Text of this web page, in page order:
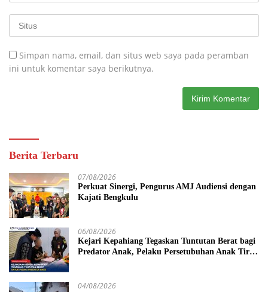
Simpan nama, email, dan situs web saya pada peramban
ini untuk komentar saya berikutnya.
Berita Terbaru
07/08/2026
Perkuat Sinergi, Pengurus AMJ Audiensi dengan
Kajati Bengkulu
06/08/2026
Kejari Kepahiang Tegaskan Tuntutan Berat bagi
Predator Anak, Pelaku Persetubuhan Anak Tiri
04/08/2026